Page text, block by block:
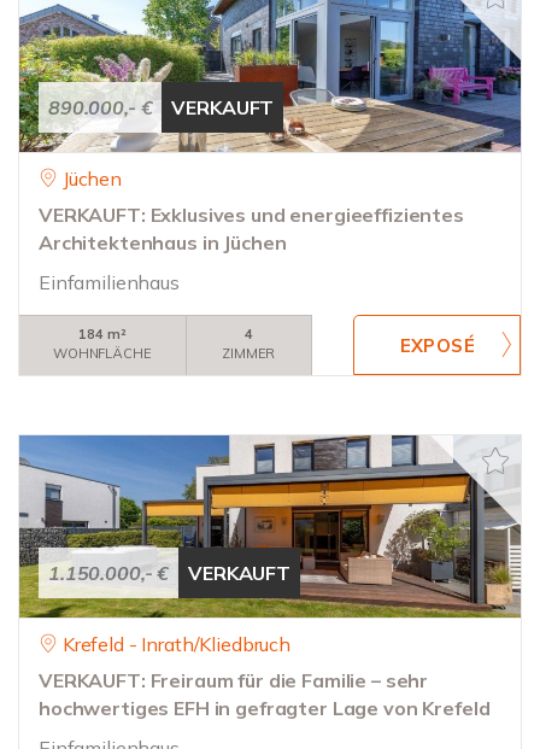
890.000,- € VERKAUFT
Jüchen
VERKAUFT: Exklusives und energieeffizientes
Architektenhaus in Jüchen
Einfamilienhaus
184 m²
WOHNFLÄCHE
4
ZIMMER
1.150.000,- € VERKAUFT
Krefeld - Inrath/Kliedbruch
VERKAUFT: Freiraum für die Familie – sehr
hochwertiges EFH in gefragter Lage von Krefeld